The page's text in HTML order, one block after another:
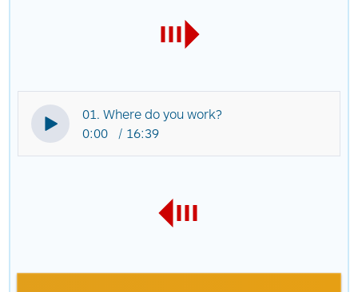
01. Where do you work?
0:00
16:39